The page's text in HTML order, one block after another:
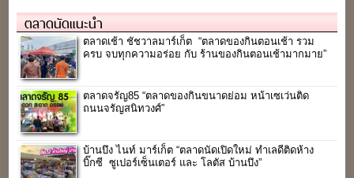
ตลาดนัดแนะนำ
ตลาดเช้า ชัชวาลมาร์เก็ต “ตลาดของกินตอนเช้า รวม
ครบ จบทุกความอร่อย กับ ร้านของกินตอนเช้ามากมาย”
ตลาดจรัญ85 “ตลาดของกินขนาดย่อม หน้าเซเว่นติด
ถนนจรัญสนิทวงศ์”
บ้านบึง ไนท์ มาร์เก็ต “ตลาดนัดเปิดใหม่ ทำเลดีติดห้าง
บิ๊กซี ซูเปอร์เซ็นเตอร์ และ โลตัส บ้านบึง”